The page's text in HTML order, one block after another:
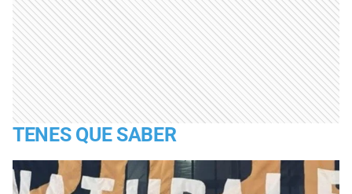
TENES QUE SABER